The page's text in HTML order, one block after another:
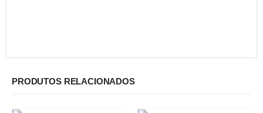
PRODUTOS RELACIONADOS